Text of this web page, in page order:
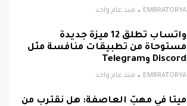
EMBRATORYA منذ عام واحد
واتساب تطلق 12 ميزة جديدة
مستوحاة من تطبيقات منافسة مثل
Discord وTelegram
EMBRATORYA منذ عام واحد
ميتا في مهبّ العاصفة: هل نقترب من